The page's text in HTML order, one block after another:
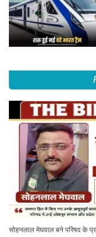
सोहनलाल मेघवाल बने परिषद के